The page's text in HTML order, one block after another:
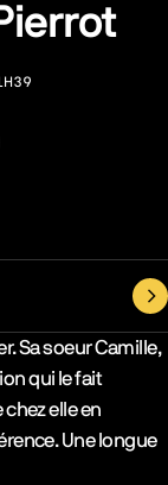
Sa soeur Camille,
qui le fait
chez elle en
Une longue